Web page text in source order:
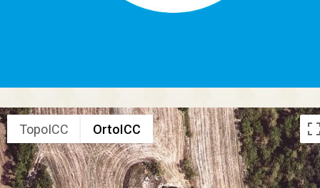
TopoICC OrtoICC